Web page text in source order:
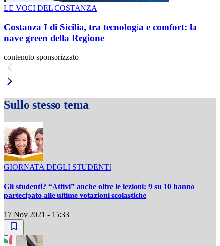
LE VOCI DEL COSTANZA
Costanza I di Sicilia, tra tecnologia e comfort: la
nave green della Regione
contenuto sponsorizzato
Sullo stesso tema
GIORNATA DEGLI STUDENTI
Gli studenti? “Attivi” anche oltre le lezioni: 9 su 10 hanno
partecipato alle ultime votazioni scolastiche
17 Nov 2021 - 15:33